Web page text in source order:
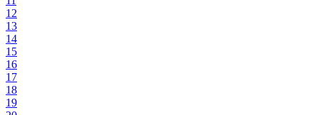
12
13
14
15
16
17
18
19